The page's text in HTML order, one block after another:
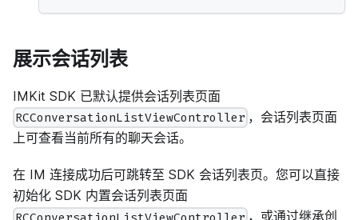
展示会话列表
IMKit SDK 已默认提供会话列表页面
RCConversationListViewController ，会话列表页面
上可查看当前所有的聊天会话。
在 IM 连接成功后可跳转至 SDK 会话列表页。您可以直接
初始化 SDK 内置会话列表页面
，或通过继承创